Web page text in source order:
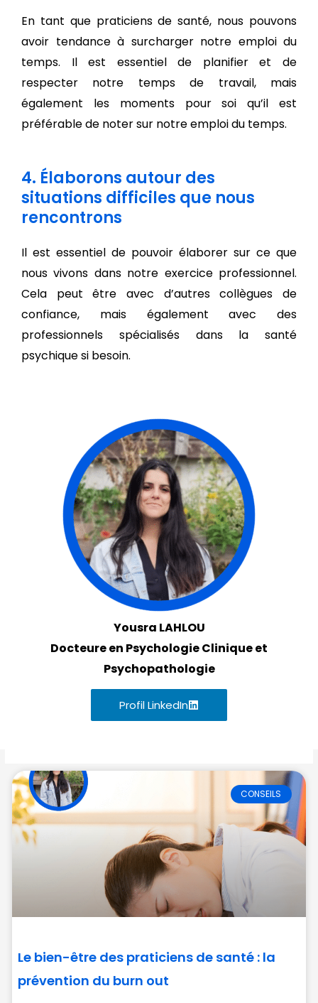
En tant que praticiens de santé, nous pouvons
avoir tendance à surcharger notre emploi du
temps. Il est essentiel de planifier et de
respecter notre temps de travail, mais
également les moments pour soi qu’il est
préférable de noter sur notre emploi du temps.
4. Élaborons autour des
situations difficiles que nous
rencontrons
Il est essentiel de pouvoir élaborer sur ce que
nous vivons dans notre exercice professionnel.
Cela peut être avec d’autres collègues de
confiance, mais également avec des
professionnels spécialisés dans la santé
psychique si besoin.
Yousra LAHLOU
Docteure en Psychologie Clinique et
Psychopathologie
Profil LinkedIn
CONSEILS
Le bien-être des praticiens de santé : la
prévention du burn out